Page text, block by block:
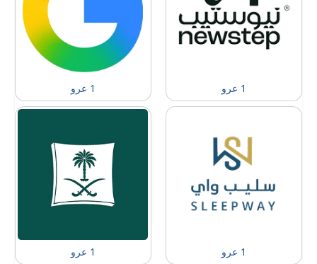
1 عرو 1 عرو
1 عرو 1 عرو